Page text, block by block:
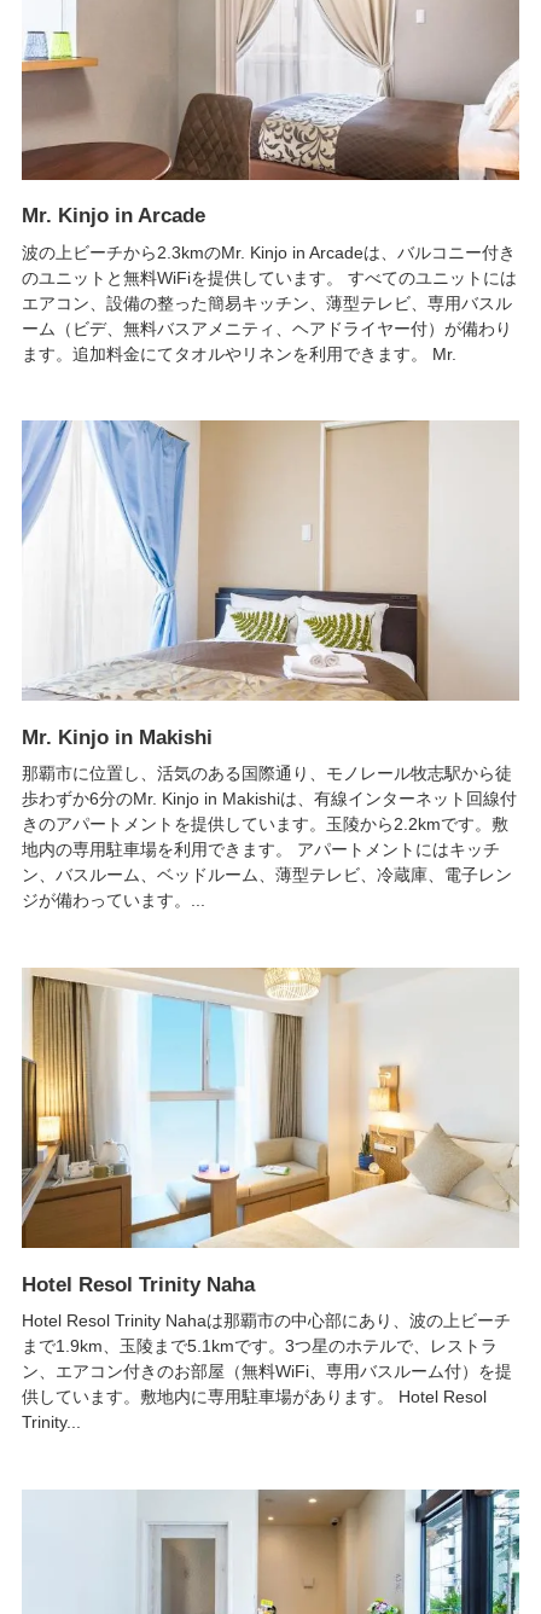
Mr. Kinjo in Arcade
波の上ビーチから2.3kmのMr. Kinjo in Arcadeは、バルコニー付き
のユニットと無料WiFiを提供しています。 すべてのユニットには
エアコン、設備の整った簡易キッチン、薄型テレビ、専用バスル
ーム（ビデ、無料バスアメニティ、ヘアドライヤー付）が備わり
ます。追加料金にてタオルやリネンを利用できます。 Mr.
Mr. Kinjo in Makishi
那覇市に位置し、活気のある国際通り、モノレール牧志駅から徒
歩わずか6分のMr. Kinjo in Makishiは、有線インターネット回線付
きのアパートメントを提供しています。玉陵から2.2kmです。敷
地内の専用駐車場を利用できます。 アパートメントにはキッチ
ン、バスルーム、ベッドルーム、薄型テレビ、冷蔵庫、電子レン
ジが備わっています。...
Hotel Resol Trinity Naha
Hotel Resol Trinity Nahaは那覇市の中心部にあり、波の上ビーチ
まで1.9km、玉陵まで5.1kmです。3つ星のホテルで、レストラ
ン、エアコン付きのお部屋（無料WiFi、専用バスルーム付）を提
供しています。敷地内に専用駐車場があります。 Hotel Resol
Trinity...